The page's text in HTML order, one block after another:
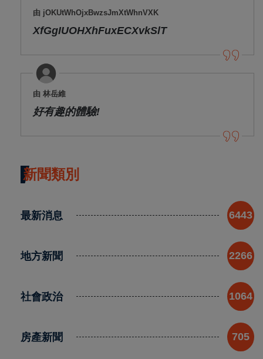
由 jOKUtWhOjxBwzsJmXtWhnVXK
XfGgIUOHXhFuxECXvkSlT
由 林岳維
好有趣的體驗!
新聞類別
最新消息 6443
地方新聞 2266
社會政治 1064
房產新聞 705